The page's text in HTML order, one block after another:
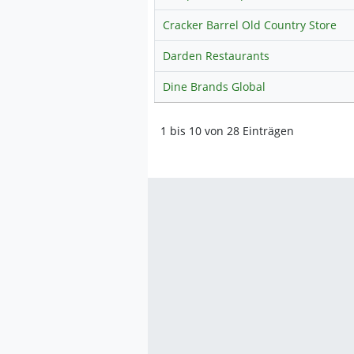
Cracker Barrel Old Country Store
Darden Restaurants
Dine Brands Global
1 bis 10 von 28 Einträgen